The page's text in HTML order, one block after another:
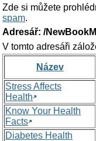
Zde si můžete
spam.
Adresář: /
V tomto adresáři
Název
Stress Affects
Health
Know Your Health
Facts
Diabetes Health